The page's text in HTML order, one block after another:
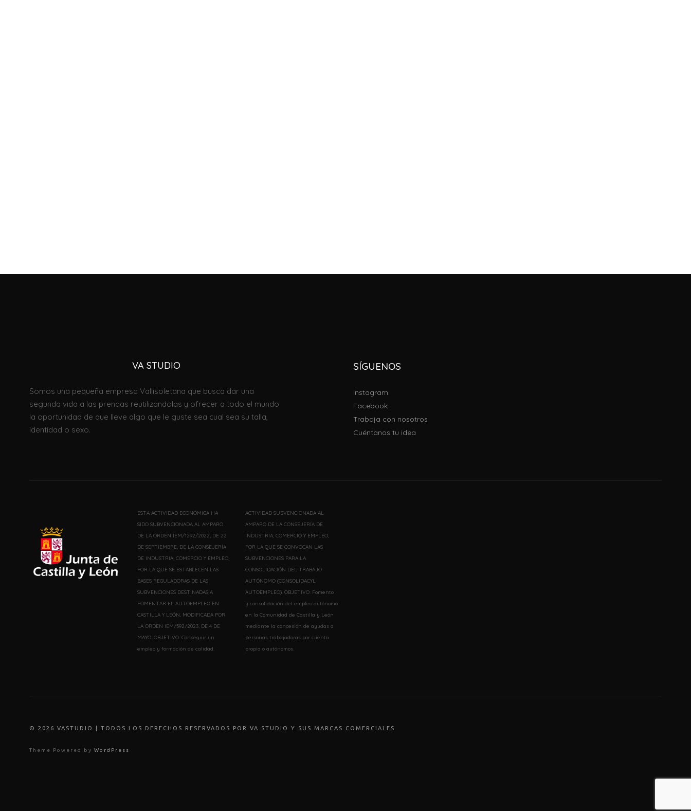
VA STUDIO
Somos una pequeña empresa Vallisoletana que busca dar una
segunda vida a las prendas reutilizandolas y ofrecer a todo el mundo
la oportunidad de que lleve algo que le guste sea cual sea su talla,
identidad o sexo.
SÍGUENOS
Instagram
Facebook
Trabaja con nosotros
Cuéntanos tu idea
ESTA ACTIVIDAD ECONÓMICA HA
SIDO SUBVENCIONADA AL AMPARO
DE LA ORDEN IEM/1292/2022, DE 22
DE SEPTIEMBRE, DE LA CONSEJERÍA
DE INDUSTRIA, COMERCIO Y EMPLEO,
POR LA QUE SE ESTABLECEN LAS
BASES REGULADORAS DE LAS
SUBVENCIONES DESTINADAS A
FOMENTAR EL AUTOEMPLEO EN
CASTILLA Y LEÓN, MODIFICADA POR
LA ORDEN IEM/592/2023, DE 4 DE
MAYO. OBJETIVO: Conseguir un
empleo y formación de calidad.
ACTIVIDAD SUBVENCIONADA AL
AMPARO DE LA CONSEJERÍA DE
INDUSTRIA, COMERCIO Y EMPLEO,
POR LA QUE SE CONVOCAN LAS
SUBVENCIONES PARA LA
CONSOLIDACIÓN DEL TRABAJO
AUTÓNOMO (CONSOLIDACYL
AUTOEMPLEO). OBJETIVO: Fomento
y consolidación del empleo autónomo
en la Comunidad de Castilla y León
mediante la concesión de ayudas a
personas trabajadoras por cuenta
propia o autónomos.
© 202 6 VASTUDIO | TODOS LOS DERECHOS RESERVADOS POR VA STUDIO Y SUS MARCAS COMERCIALES
Theme Powered by WordPress